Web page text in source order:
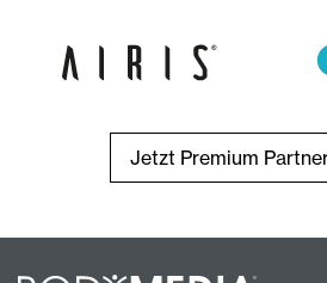
Jetzt Premium